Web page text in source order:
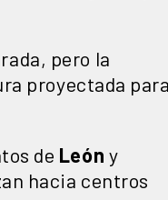
pero la
proyectada para
de León y
hacia centros